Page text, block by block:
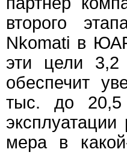
второго
Nkomati в
эти цели
обеспечит
тыс. до
мера в